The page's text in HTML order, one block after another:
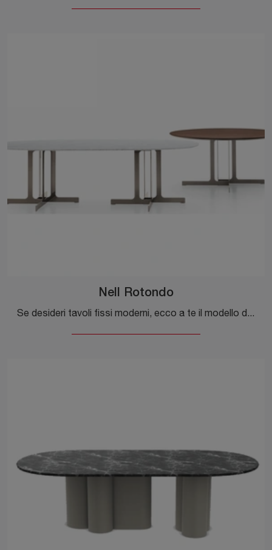
Nell Rotondo
Se desideri tavoli fissi moderni, ecco a te il modello da pranzo in legno Nell Rotondo del brand Ditre Italia.